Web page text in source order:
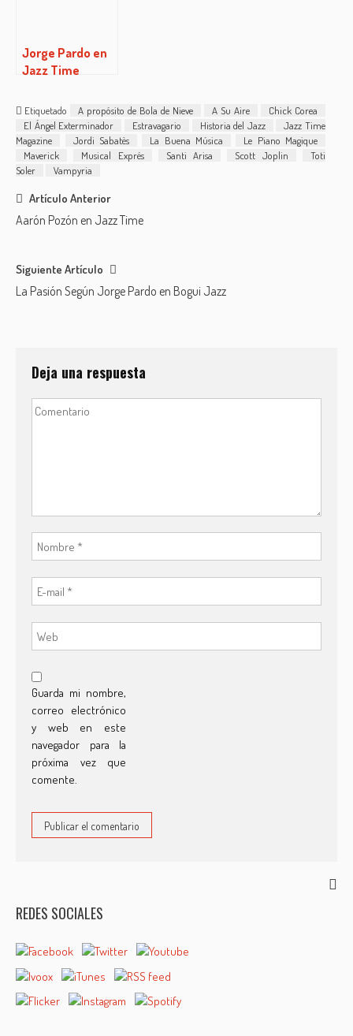
Jorge Pardo en
Jazz Time
Etiquetado A propósito de Bola de Nieve A Su Aire
Chick Corea
El Ángel Exterminador
Estravagario Historia del Jazz
Jazz Time
Magazine
Jordi Sabatès La Buena Música
Le Piano Magique
Maverick
Musical Exprés Santi Arisa Scott Joplin
Toti
Soler
Vampyria
Post
navigation
Artículo Anterior
Aarón Pozón en Jazz Time
Siguiente Artículo
La Pasión Según Jorge Pardo en Bogui Jazz
Deja una respuesta
Guarda mi nombre,
correo electrónico
y web en este
navegador para la
próxima vez que
comente.
REDES SOCIALES